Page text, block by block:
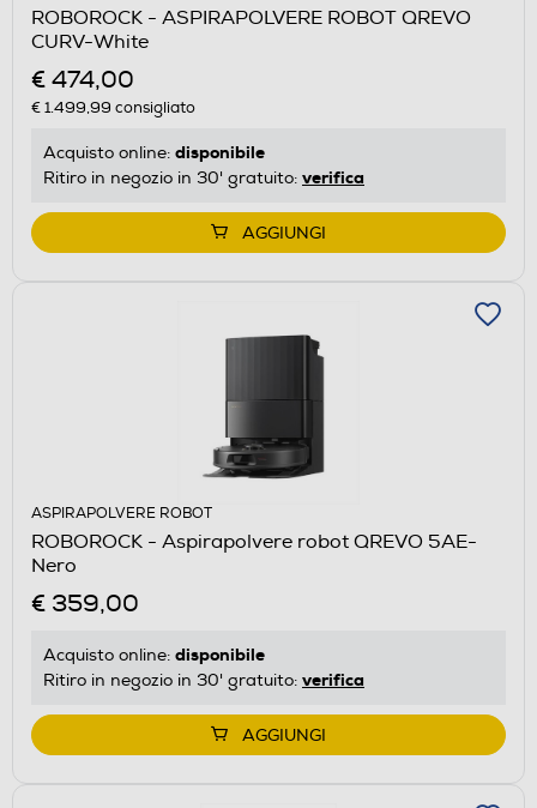
ROBOROCK - ASPIRAPOLVERE ROBOT QREVO
CURV-White
€ 474,00
€ 1.499,99 consigliato
Acquisto online: disponibile
Ritiro in negozio in 30' gratuito: verifica
AGGIUNGI
ASPIRAPOLVERE ROBOT
ROBOROCK - Aspirapolvere robot QREVO 5AE-
Nero
€ 359,00
Acquisto online: disponibile
Ritiro in negozio in 30' gratuito: verifica
AGGIUNGI